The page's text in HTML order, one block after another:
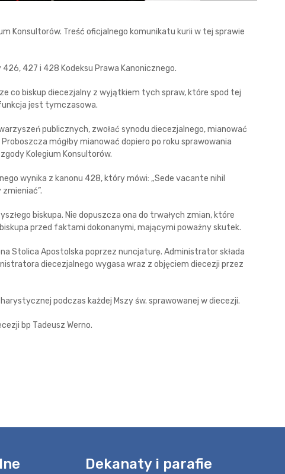
Konsultorów. Treść oficjalnego komunikatu kurii w tej sprawie
427 i 428 Kodeksu Prawa Kanonicznego.
co biskup diecezjalny z wyjątkiem tych spraw, które spod tej
jest tymczasowa.
publicznych, zwołać synodu diecezjalnego, mianować
mógłby mianować dopiero po roku sprawowania
Kolegium Konsultorów.
wynika z kanonu 428, który mówi: „Sede vacante nihil
biskupa. Nie dopuszcza ona do trwałych zmian, które
przed faktami dokonanymi, mającymi poważny skutek.
Stolica Apostolska poprzez nuncjaturę. Administrator składa
diecezjalnego wygasa wraz z objęciem diecezji przez
podczas każdej Mszy św. sprawowanej w diecezji.
bp Tadeusz Werno.
Dekanaty i parafie